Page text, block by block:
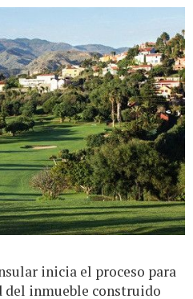
inicia el proceso para
inmueble construido